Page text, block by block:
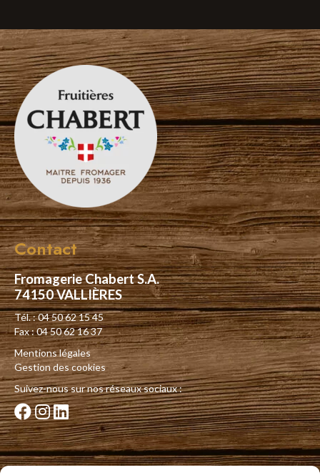
Contact
Fromagerie Chabert S.A.
74150 VALLIÈRES
Tél. : 04 50 62 15 45
Fax : 04 50 62 16 37
Mentions légales
Gestion des cookies
Suivez-nous sur nos réseaux sociaux :